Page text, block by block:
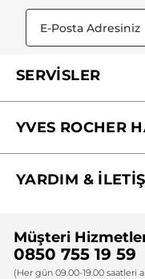
SERVİSLER
YVES ROCHER
Yves Rocher Vakfı
YARDIM &
Bize Ulaşın
Firma Bilgileri
Müşteri
0850 755 19 59
(Her gün 09.00-19.00 saatleri